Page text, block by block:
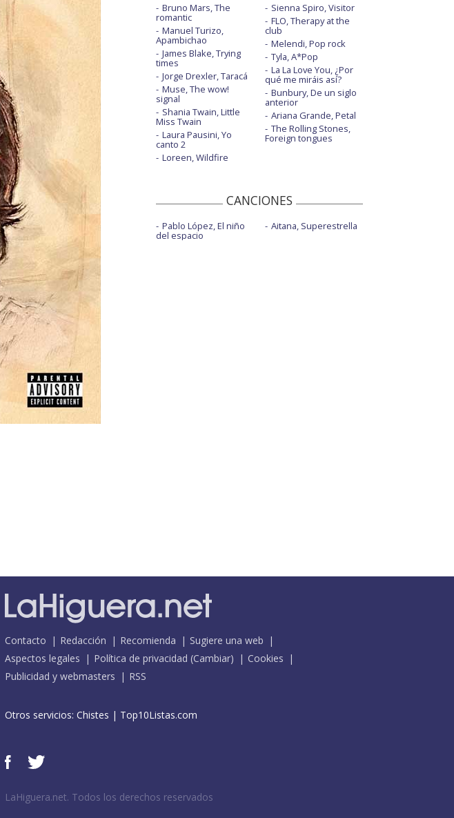
Bruno Mars, The
romantic
Manuel Turizo,
Apambichao
James Blake, Trying
times
Jorge Drexler, Taracá
Muse, The wow!
signal
Shania Twain, Little
Miss Twain
Laura Pausini, Yo
canto 2
Loreen, Wildfire
Sienna Spiro, Visitor
FLO, Therapy at the
club
Melendi, Pop rock
Tyla, A*Pop
La La Love You, ¿Por
qué me miráis así?
Bunbury, De un siglo
anterior
Ariana Grande, Petal
The Rolling Stones,
Foreign tongues
CANCIONES
Pablo López, El niño
del espacio
Aitana, Superestrella
Contacto Redacción Recomienda
Sugiere una web
Aspectos legales
Política de privacidad (Cambiar)
Cookies
Publicidad y webmasters
RSS
Otros servicios: Chistes | Top10Listas.com
LaHiguera.net. Todos los derechos reservados